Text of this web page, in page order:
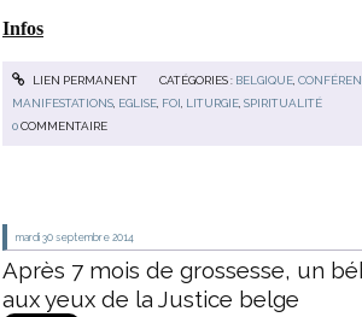
Infos
LIEN PERMANENT CATÉGORIES : BELGIQUE,
MANIFESTATIONS EGLISE FOI LITURGIE ,SPIRITUALITÉ
0COMMENTAIRE
mardi 30 septembre 2014
Après 7 mois de grossesse, un
aux yeux de la Justice belge